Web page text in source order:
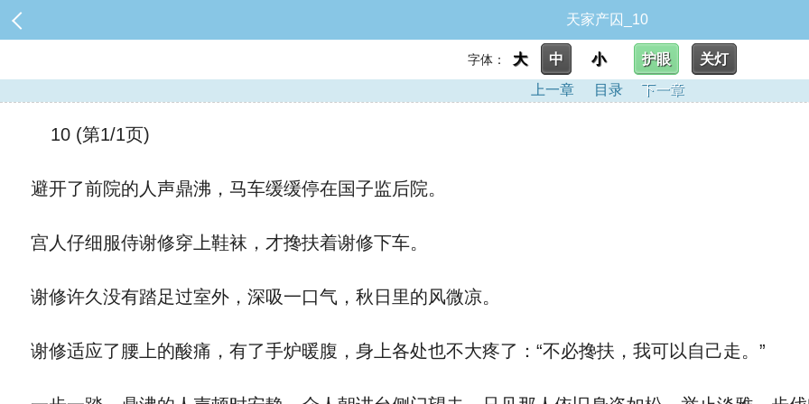
天家产囚_10
字体： 大 中 小 护眼
关灯
上一章
目录 下一章
10 (第1/1页)
避开了前院的人声鼎沸，马车缓缓停在国子监后院。
宫人仔细服侍谢修穿上鞋袜，才搀扶着谢修下车。
谢修许久没有踏足过室外，深吸一口气，秋日里的风微凉。
谢修适应了腰上的酸痛，有了手炉暖腹，身上各处也不大疼了：“不必搀扶，我可以自己走。”